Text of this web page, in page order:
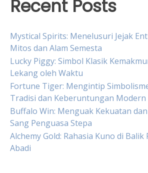
Recent Posts
Mystical Spirits: Menelusuri Jejak
Mitos dan Alam Semesta
Lucky Piggy: Simbol Klasik
Lekang oleh Waktu
Fortune Tiger: Mengintip
Tradisi dan Keberuntungan Modern
Buffalo Win: Menguak Kekuatan
Sang Penguasa Stepa
Alchemy Gold: Rahasia Kuno di Balik
Abadi